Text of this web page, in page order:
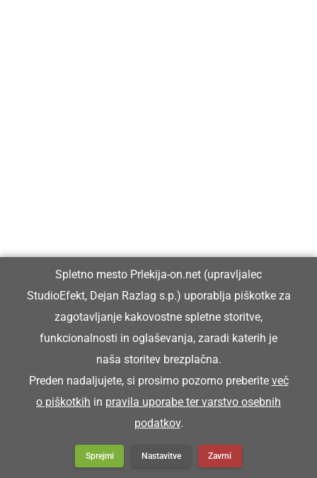
Spletno mesto Prlekija-on.net (upravljalec
StudioEfekt, Dejan Razlag s.p.) uporablja piškotke za
zagotavljanje kakovostne spletne storitve,
funkcionalnosti in oglaševanja, zaradi katerih je
naša storitev brezplačna.
Preden nadaljujete, si prosimo pozorno preberite več
o piškotkih in pravila uporabe ter varstvo osebnih
podatkov.
Sprejmi Nastavitve Zavrni